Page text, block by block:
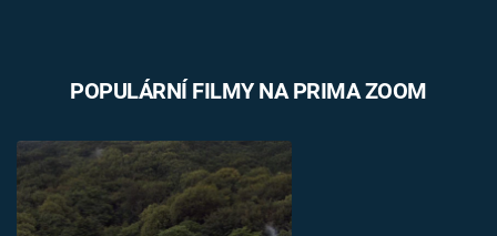
POPULÁRNÍ FILMY NA PRIMA ZOOM